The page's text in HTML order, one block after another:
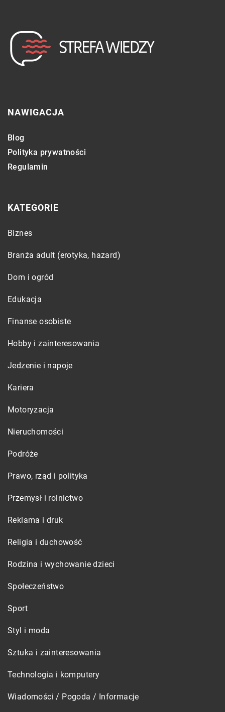
NAWIGACJA
Blog
Polityka prywatności
Regulamin
KATEGORIE
Biznes
Branża adult (erotyka, hazard)
Dom i ogród
Edukacja
Finanse osobiste
Hobby i zainteresowania
Jedzenie i napoje
Kariera
Motoryzacja
Nieruchomości
Podróże
Prawo, rząd i polityka
Przemysł i rolnictwo
Reklama i druk
Religia i duchowość
Rodzina i wychowanie dzieci
Społeczeństwo
Sport
Styl i moda
Sztuka i zainteresowania
Technologia i komputery
Wiadomości / Pogoda / Informacje